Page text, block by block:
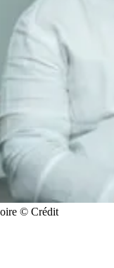
© Crédit